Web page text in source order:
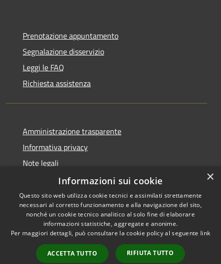
Prenotazione appuntamento
Segnalazione disservizio
Leggi le FAQ
Richiesta assistenza
Amministrazione trasparente
Informativa privacy
Note legali
Dichiarazione di accessibilità
RSS
Accessibilità
Copyright © 2026 • Comune di
Farindola • Powered by
Municipium•
Accesso
×
Informazioni sui cookie
Questo sito web utilizza cookie tecnici e assimilati strettamente
necessari al corretto funzionamento e alla navigazione del sito,
nonché un cookie tecnico analitico al solo fine di elaborare
informazioni statistiche, aggregate e anonime.
Per maggiori dettagli, può consultare la cookie policy al seguente link
ACCETTA TUTTO RIFIUTA TUTTO